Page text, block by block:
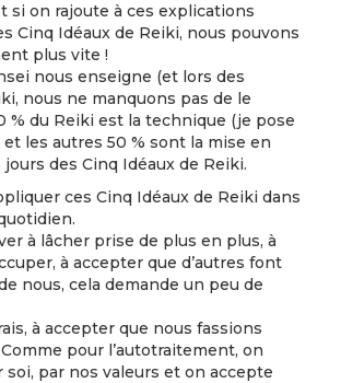
si on rajoute à ces explications
Cinq Idéaux de Reiki, nous pouvons
plus vite !
nous enseigne (et lors des
nous ne manquons pas de le
% du Reiki est la technique (je pose
et les autres 50 % sont la mise en
des Cinq Idéaux de Reiki.
ces Cinq Idéaux de Reiki dans
à lâcher prise de plus en plus, à
à accepter que d’autres font
nous, cela demande un peu de
à accepter que nous fassions
pour l’autotraitement, on
soi, par nos valeurs et on accepte